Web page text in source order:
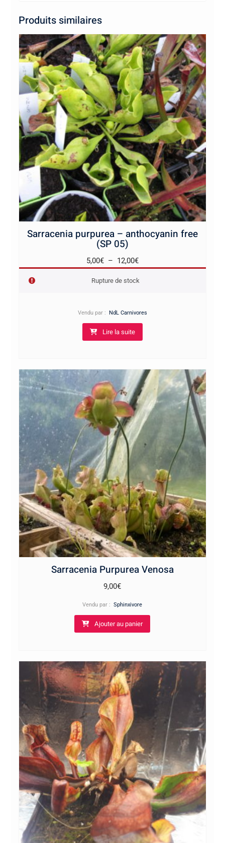
Produits similaires
Sarracenia purpurea – anthocyanin free
(SP 05)
5,00€ – 12,00€Plage
à
12,00€
Rupture de stock
Vendu par : NdL Carnivores
Lire la suite
Sarracenia Purpurea Venosa
9,00€
Vendu par :Sphinxivore
Ajouter au panier